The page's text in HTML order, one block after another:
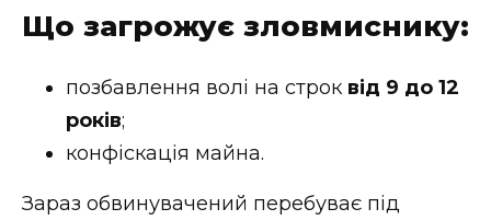
Що загрожує зловмиснику:
позбавлення волі на строк від 9 до 12
років;
конфіскація майна.
Зараз обвинувачений перебуває під